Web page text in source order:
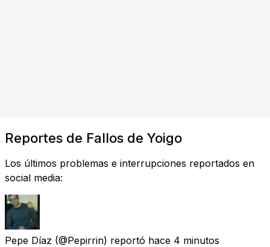
Reportes de Fallos de Yoigo
Los últimos problemas e interrupciones reportados en
social media:
Pepe Díaz (@Pepirrin) reportó hace 4 minutos